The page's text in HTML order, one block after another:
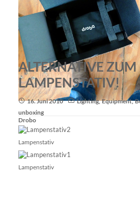
unboxing
Drobo
ALTERNATIVE ZUM
LAMPENSTATIV!
16. Juni 2010 Lighting, Equipment,
Lampenstativ
Lampenstativ